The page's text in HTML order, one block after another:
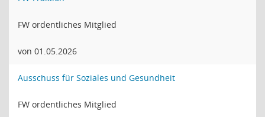
FW ordentliches Mitglied
von 01.05.2026
Ausschuss für Soziales und Gesundheit
FW ordentliches Mitglied